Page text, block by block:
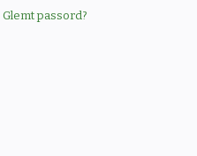
Glemt passord?